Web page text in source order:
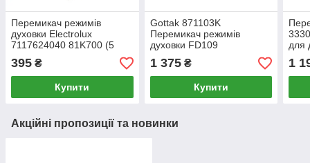
Перемикач режимів
духовки Electrolux
7117624040 81K700 (5
позицій)
395 ₴
Купити
Gottak 871103K
Перемикач режимів
духовки FD109
1 375₴
Купити
для
1
Акційні пропозиції та новинки